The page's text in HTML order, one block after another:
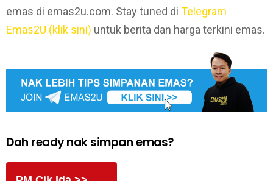
emas di emas2u.com. Stay tuned di Telegram
Emas2U (klik sini) untuk berita dan harga terkini emas.
Dah ready nak simpan emas?